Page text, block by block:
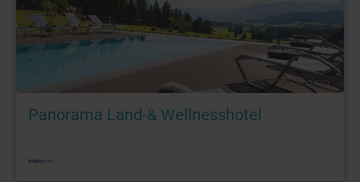
Foto: © booking.com
Panorama Land-& Wellnesshotel